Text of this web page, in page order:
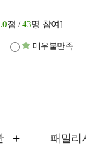
점 /43명 참여]
매우불만족
패밀리